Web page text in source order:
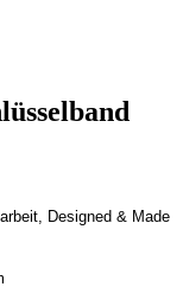
Designed & Made